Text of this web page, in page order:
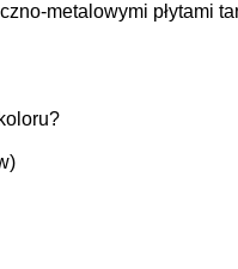
metalowymi płytami